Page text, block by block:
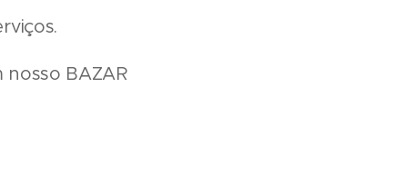
nosso BAZAR